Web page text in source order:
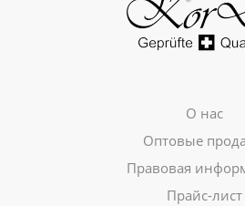
О нас
Оптовые
Правовая
Прайс-лист